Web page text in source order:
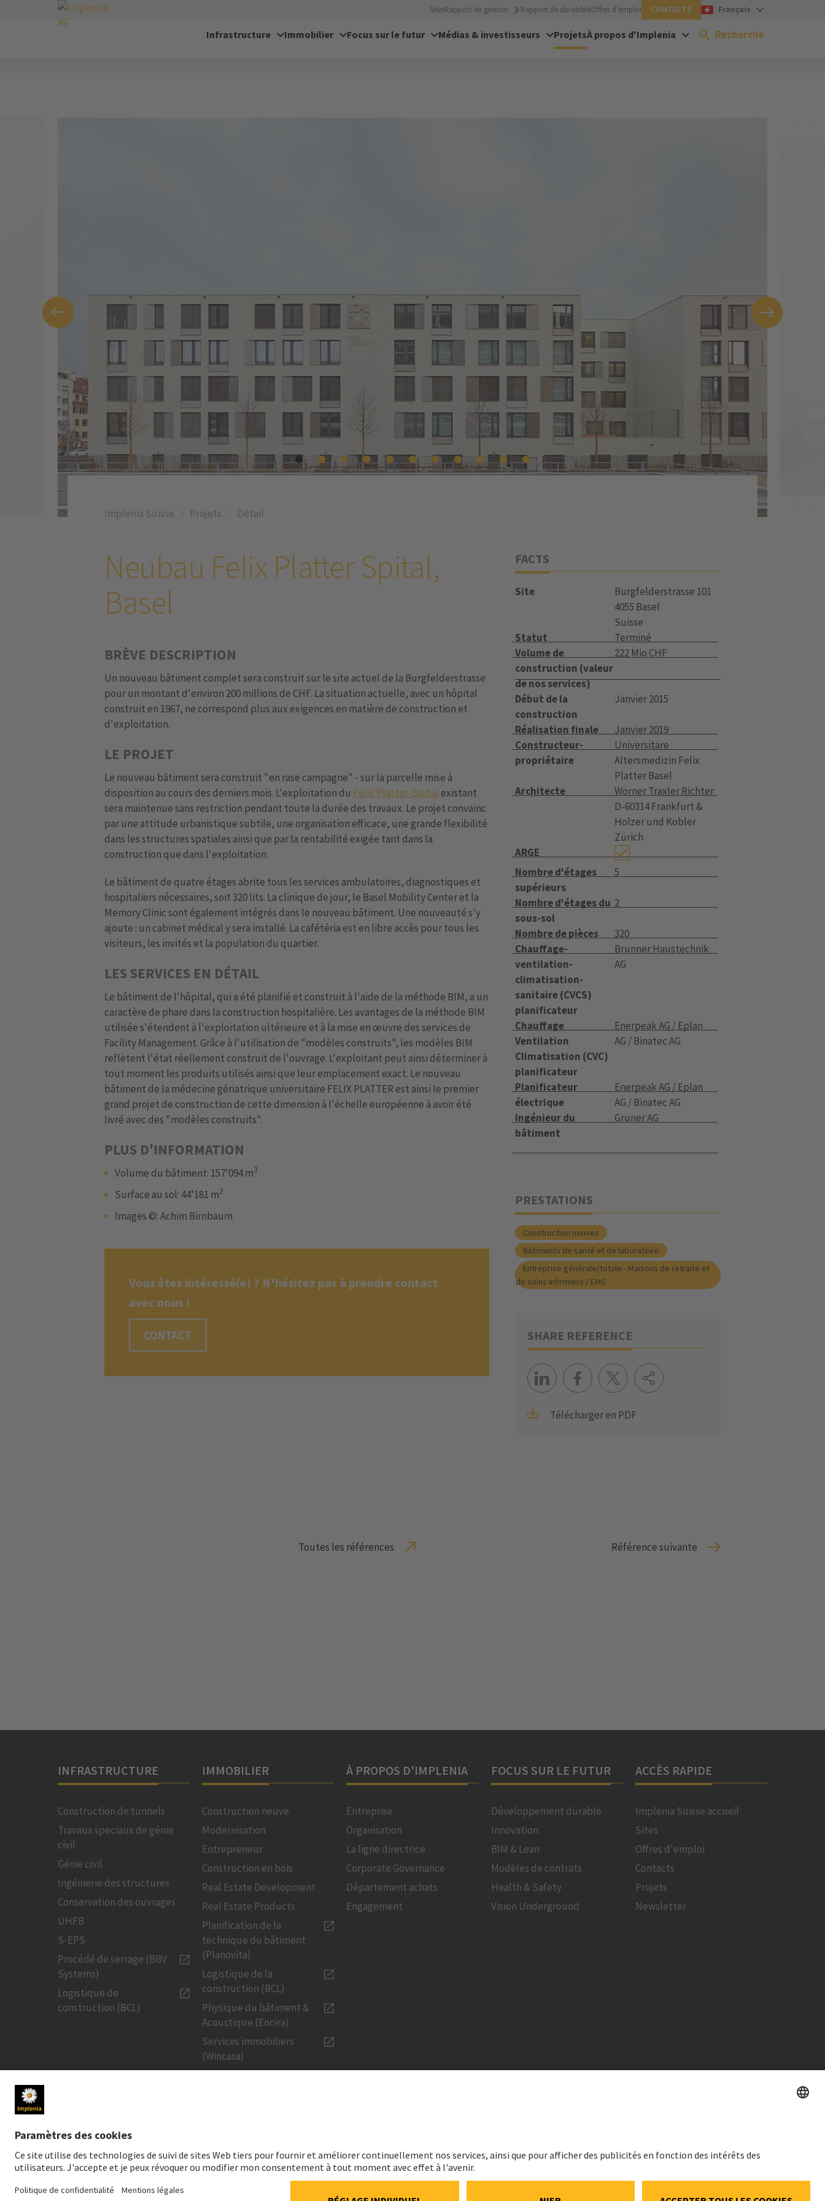
SitesRapport de gestion Rapport de durabilitéOffres d'emploi CONTACTS Français
Infrastructure Immobilier Focus sur le futur Médias & investisseurs ProjetsÀ propos d'Implenia Recherche
Implenia Suisse Projets Détail
Neubau Felix Platter Spital,
Basel
BRÈVE DESCRIPTION
Un nouveau bâtiment complet sera construit sur le site actuel de la Burgfelderstrasse
pour un montant d'environ 200 millions de CHF. La situation actuelle, avec un hôpital
construit en 1967, ne correspond plus aux exigences en matière de construction et
d'exploitation.
LE PROJET
Le nouveau bâtiment sera construit "en rase campagne" - sur la parcelle mise à
disposition au cours des derniers mois. L'exploitation du Felix Platter-Spital existant
sera maintenue sans restriction pendant toute la durée des travaux. Le projet convainc
par une attitude urbanistique subtile, une organisation efficace, une grande flexibilité
dans les structures spatiales ainsi que par la rentabilité exigée tant dans la
construction que dans l'exploitation.
Le bâtiment de quatre étages abrite tous les services ambulatoires, diagnostiques et
hospitaliers nécessaires, soit 320 lits. La clinique de jour, le Basel Mobility Center et la
Memory Clinic sont également intégrés dans le nouveau bâtiment. Une nouveauté s'y
ajoute : un cabinet médical y sera installé. La cafétéria est en libre accès pour tous les
visiteurs, les invités et la population du quartier.
LES SERVICES EN DÉTAIL
Le bâtiment de l'hôpital, qui a été planifié et construit à l'aide de la méthode BIM, a un
caractère de phare dans la construction hospitalière. Les avantages de la méthode BIM
utilisée s'étendent à l'exploitation ultérieure et à la mise en œuvre des services de
Facility Management. Grâce à l'utilisation de "modèles construits", les modèles BIM
reflètent l'état réellement construit de l'ouvrage. L'exploitant peut ainsi déterminer à
tout moment les produits utilisés ainsi que leur emplacement exact. Le nouveau
bâtiment de la médecine gériatrique universitaire FELIX PLATTER est ainsi le premier
grand projet de construction de cette dimension à l'échelle européenne à avoir été
livré avec des "modèles construits".
PLUS D'INFORMATION
Volume du bâtiment: 157'094 m3
Surface au sol: 44'181 m2
Images ©: Achim Birnbaum
Vous êtes intéressé(e) ? N'hésitez pas à prendre contact
avec nous !
CONTACT
FACTS
Site
Burgfelderstrasse 101
4055 Basel
Suisse
Statut
Terminé
Volume de
construction (valeur
de nos services)
222 Mio CHF
Début de la
construction
Janvier 2015
Réalisation finale
Janvier 2019
Constructeur-
propriétaire
Universitäre
Altersmedizin Felix
Platter Basel
Architecte
Wörner Traxler Richter
D-60314 Frankfurt &
Holzer und Kobler
Zürich
ARGE
Nombre d'étages
supérieurs
5
Nombre d'étages du
sous-sol
2
Nombre de pièces
320
Chauffage-
ventilation-
climatisation-
sanitaire (CVCS)
planificateur
Brunner Haustechnik
AG
Chauffage
Ventilation
Climatisation (CVC)
planificateur
Enerpeak AG / Eplan
AG / Binatec AG
Planificateur
électrique
Enerpeak AG / Eplan
AG / Binatec AG
Ingénieur du
bâtiment
Gruner AG
PRESTATIONS
Construction neuves
Bâtiments de santé et de laboratoire
Entreprise générale/totale - Maisons de retraite et
de soins infirmiers / EMS
SHARE REFERENCE
Télécharger en PDF
Toutes les références Référence suivante
INFRASTRUCTURE
Construction de tunnels
Travaux speciaux de génie
civil
Génie civil
Ingénierie des structures
Conservation des ouvrages
UHFB
S-EPS
Procédé de serrage (BBV
Systems)
Logistique de
construction (BCL)
IMMOBILIER
Construction neuve
Modernisation
Entrepreneur
Construction en bois
Real Estate Development
Real Estate Products
Planification de la
technique du bâtiment
(Planovita)
Logistique de la
construction (BCL)
Physique du bâtiment &
Acoustique (Encira)
Services immobiliers
(Wincasa)
À PROPOS D'IMPLENIA
Entreprise
Organisation
La ligne directrice
Corporate Governance
Département achats
Engagement
FOCUS SUR LE FUTUR
Développement durable
Innovation
BIM & Lean
Modèles de contrats
Health & Safety
Vision Underground
ACCÈS RAPIDE
Implenia Suisse accueil
Sites
Offres d'emploi
Contacts
Projets
Newsletter
Newsroom
Contact pour les médias
Téléchargements pour les
Publications financières
Investissement durable
Données personnelles
Déclaration cookies et social